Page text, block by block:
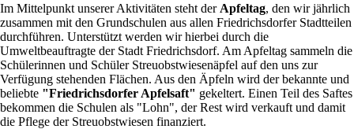
Im Mittelpunkt unserer Aktivitäten steht der Apfeltag, den wir jährlich
zusammen mit den Grundschulen aus allen Friedrichsdorfer Stadtteilen
durchführen. Unterstützt werden wir hierbei durch die
Umweltbeauftragte der Stadt Friedrichsdorf. Am Apfeltag sammeln die
Schülerinnen und Schüler Streuobstwiesenäpfel auf den uns zur
Verfügung stehenden Flächen. Aus den Äpfeln wird der bekannte und
beliebte "Friedrichsdorfer Apfelsaft" gekeltert. Einen Teil des Saftes
bekommen die Schulen als "Lohn", der Rest wird verkauft und damit
die Pflege der Streuobstwiesen finanziert.